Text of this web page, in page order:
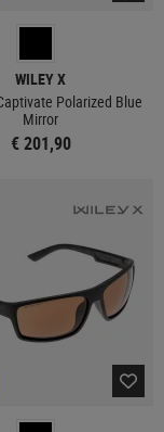
WILEY X
Polarized Blue
Mirror
€ 201,90